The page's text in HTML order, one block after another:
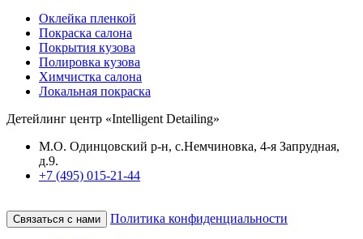
Оклейка пленкой
Покраска салона
Покрытия кузова
Полировка кузова
Химчистка салона
Локальная покраска
Детейлинг центр «Intelligent Detailing»
М.О. Одинцовский р-н, с.Немчиновка, 4-я Запрудная,
д.9.
+7 (495) 015-21-44
Связаться с нами Политика конфиденциальности